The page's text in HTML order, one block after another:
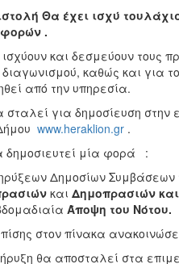
Θα έχει ισχύ
.
και δεσμεύουν τους
διαγωνισμού, καθώς και για
από την υπηρεσία.
σταλεί για δημοσίευση
www.heraklion.gr.
μία φορά :
Δημοσίων Συμβάσεων
και Δημοπρασιών
Άποψη του Νότου.
στον πίνακα
θα αποσταλεί στα